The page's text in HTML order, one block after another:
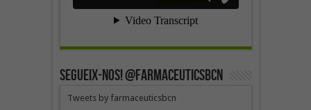
SEGUEIX-NOS! @farmaceuticsbcn
Tweets by farmaceuticsbcn